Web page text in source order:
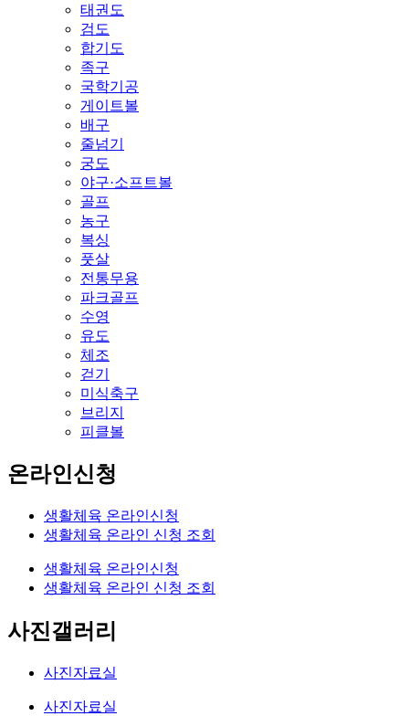
태권도
검도
합기도
족구
국학기공
게이트볼
배구
줄넘기
궁도
야구·소프트볼
골프
농구
복싱
풋살
전통무용
파크골프
수영
유도
체조
걷기
미식축구
브리지
피클볼
온라인신청
생활체육 온라인신청
생활체육 온라인 신청 조회
생활체육 온라인신청
생활체육 온라인 신청 조회
사진갤러리
사진자료실
사진자료실